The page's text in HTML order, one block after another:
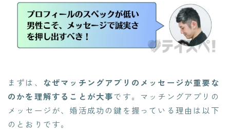
まずは、 なぜマッチングアプリのメッセージが重要な
のかを理解することが大事です。マッチングアプリの
メッセージが、婚活成功の鍵を握っている理由は以下
のとおりです。